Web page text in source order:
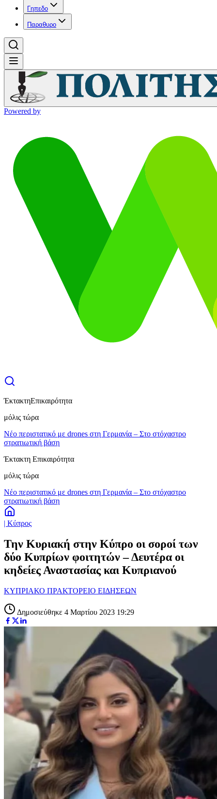
Γηπεδο
Παραθυρο
Powered by
ΈκτακτηΕπικαιρότητα
μόλις τώρα
Νέο περιστατικό με drones στη Γερμανία – Στο στόχαστρο
στρατιωτική βάση
Έκτακτη Επικαιρότητα
μόλις τώρα
Νέο περιστατικό με drones στη Γερμανία – Στο στόχαστρο
στρατιωτική βάση
| Κύπρος
Την Κυριακή στην Κύπρο οι σοροί των
δύο Κυπρίων φοιτητών – Δευτέρα οι
κηδείες Αναστασίας και Κυπριανού
ΚΥΠΡΙΑΚΟ ΠΡΑΚΤΟΡΕΙΟ ΕΙΔΗΣΕΩΝ
Δημοσιεύθηκε 4 Μαρτίου 2023 19:29